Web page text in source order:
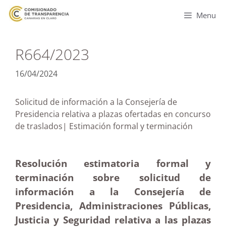
Menu
R664/2023
16/04/2024
Solicitud de información a la Consejería de
Presidencia relativa a plazas ofertadas en concurso
de traslados| Estimación formal y terminación
Resolución estimatoria formal y
terminación sobre solicitud de
información a la Consejería de
Presidencia, Administraciones Públicas,
Justicia y Seguridad relativa a las plazas